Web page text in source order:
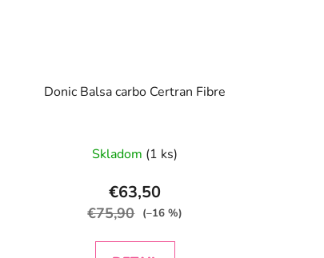
Donic Balsa carbo Certran Fibre
Skladom (1 ks)
€63,50
€75,90 (–16 %)